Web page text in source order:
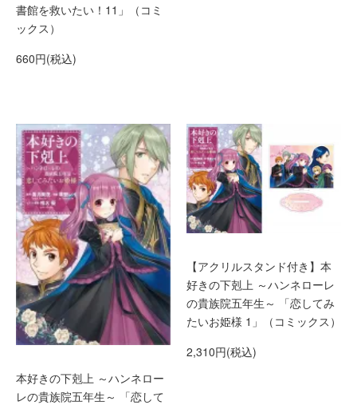
書館を救いたい！11」（コミ
ックス）
660円(税込)
本好きの下剋上 ～ハンネロー
レの貴族院五年生～ 「恋して
【アクリルスタンド付き】本
好きの下剋上 ～ハンネローレ
の貴族院五年生～ 「恋してみ
たいお姫様 1」（コミックス）
2,310円(税込)